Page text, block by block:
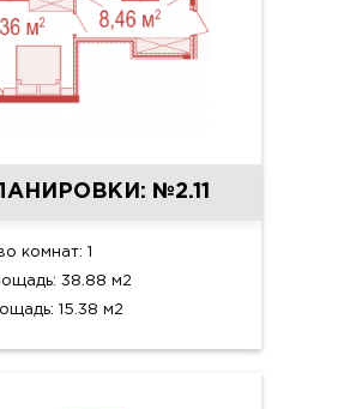
№2.11
комнат: 1
38.88 м2
15.38 м2